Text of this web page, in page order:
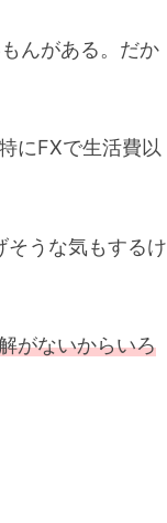
んがある。だか
にFXで生活費以
うな気もするけ
がないからいろ